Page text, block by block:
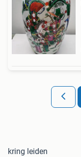
kring leiden